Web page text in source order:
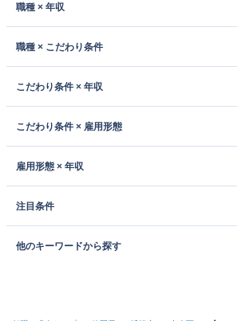
職種 × 年収
職種 × こだわり条件
こだわり条件 × 年収
こだわり条件 × 雇用形態
雇用形態 × 年収
注目条件
他のキーワードから探す